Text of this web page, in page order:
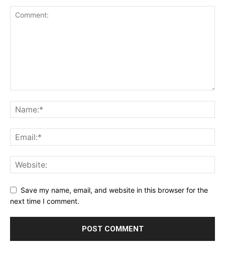
Save my name, email, and website in this browser for the
next time I comment.